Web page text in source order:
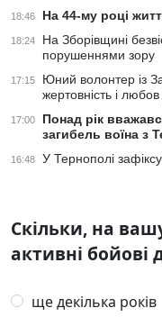
18:46 На 44-му році
18:24
На Зборівщині
порушеннями зору
17:15
Юний волонтер із
жертовність і
17:00
Понад рік
загибель воїна з
16:48 У Тернополі
Скільки, на
активні бойові
ще декілька років